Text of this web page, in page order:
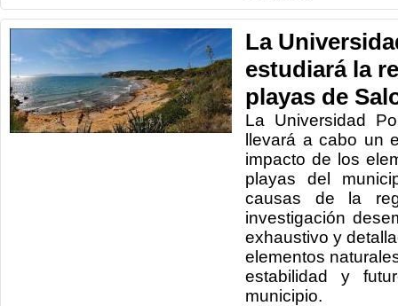
La
estudiará la
playas de
La Universidad
llevará a cabo un
impacto de los
playas del
causas de la
investigación
exhaustivo y
elementos
estabilidad y
municipio.